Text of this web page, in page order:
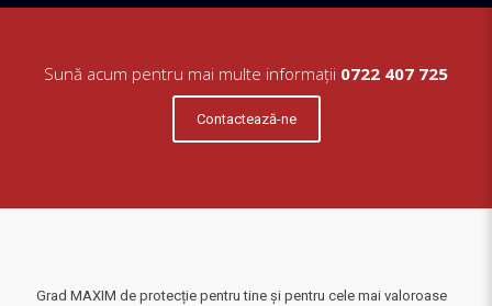
Sună acum pentru mai multe informații 0722 407 725
Contactează-ne
Grad MAXIM de protecție pentru tine și pentru cele mai valoroase